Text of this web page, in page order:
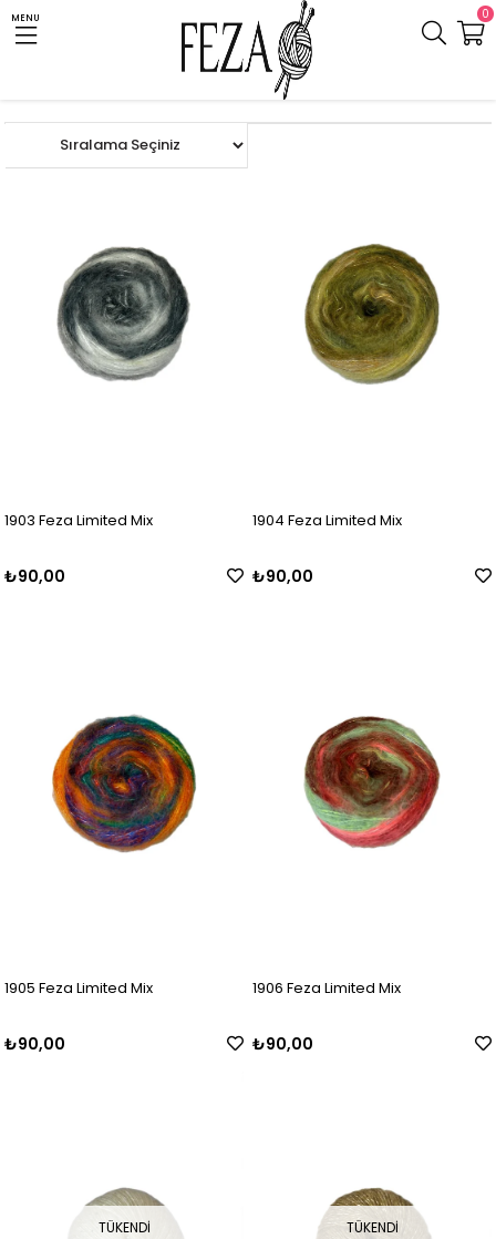
MENU 0
1903 Feza Limited Mix
₺90,00
1904 Feza Limited Mix
₺90,00
1905 Feza Limited Mix
₺90,00
1906 Feza Limited Mix
₺90,00
TÜKENDI TÜKENDI